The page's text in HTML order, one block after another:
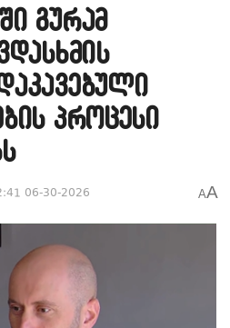
გურამ
პროცესი
06-30-2026 AA